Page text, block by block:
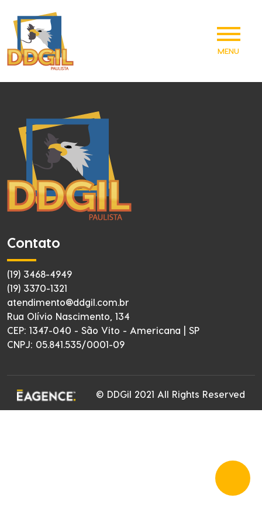
MENU
Contato
(19) 3468-4949
(19) 3370-1321
atendimento@ddgil.com.br
Rua Olívio Nascimento, 134
CEP: 1347-040 - São Vito - Americana | SP
CNPJ: 05.841.535/0001-09
© DDGil 2021 All Rights Reserved